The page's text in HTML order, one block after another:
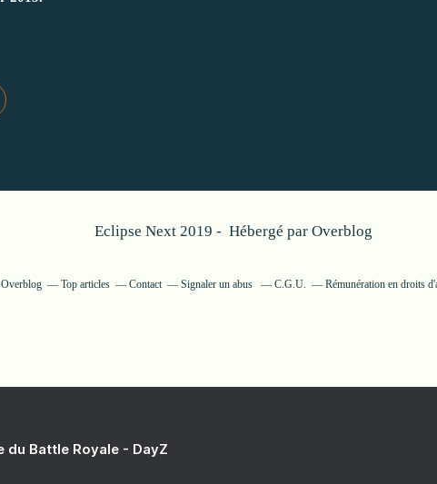
Eclipse Next 2019 - Hébergé par Overblog
Top articles Contact Signaler un abus C.G.U. Rémunération en droits
du Battle Royale - DayZ